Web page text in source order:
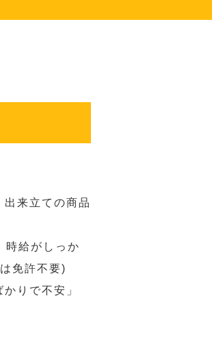
来立ての商品
時給がしっか
免許不要)
りで不安」